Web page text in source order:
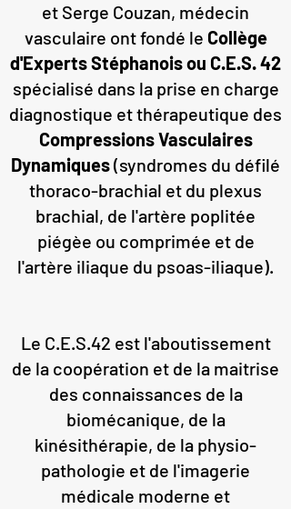
et Serge Couzan, médecin
vasculaire ont fondé le Collège
d'Experts Stéphanois ou C.E.S. 42
spécialisé dans la prise en charge
diagnostique et thérapeutique des
Compressions Vasculaires
Dynamiques(syndromes du défilé
thoraco-brachial et du plexus
brachial, de l'artère poplitée
piégèe ou comprimée et de
l'artère iliaque du psoas-iliaque).
Le C.E.S.42 est l'aboutissement
de la coopération et de la maitrise
des connaissances de la
biomécanique, de la
kinésithérapie, de la physio-
pathologie et de l'imagerie
médicale moderne et